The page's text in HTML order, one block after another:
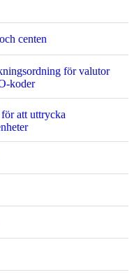
centen
för valutor
koder
att uttrycka